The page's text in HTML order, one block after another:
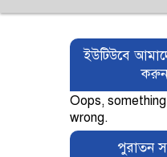
ইউটিউবে
করুন
Oops,
wrong.
পুরাতন